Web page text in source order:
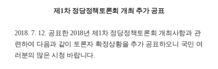
제1차 정당정책토론회 개최 추가 공표
2018. 7. 12. 공표한 2018년 제1차 정당정책토론회 개최사항과 관
련하여 다음과 같이 토론자 확정상황을 추가 공표하오니 국민 여
러분의 많은 시청 바랍니다.